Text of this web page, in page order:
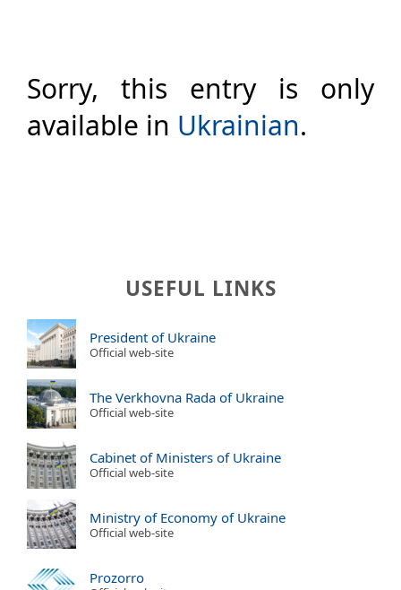
Sorry, this entry is only
available in Ukrainian.
USEFUL LINKS
President of Ukraine
Official web-site
The Verkhovna Rada of Ukraine
Official web-site
Cabinet of Ministers of Ukraine
Official web-site
Ministry of Economy of Ukraine
Official web-site
Prozorro